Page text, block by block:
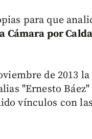
para que
Cámara por
de 2013
"Ernesto
vínculos con